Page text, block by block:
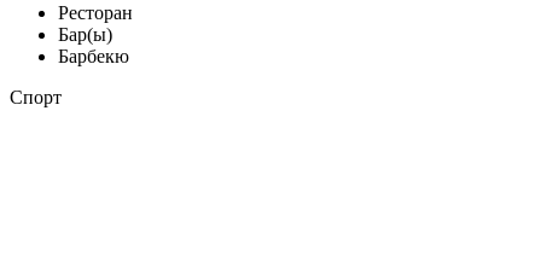
Ресторан
Бар(ы)
Барбекю
Спорт